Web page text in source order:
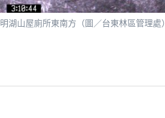
湖山屋廁所東南方（圖／台東林區管理處）